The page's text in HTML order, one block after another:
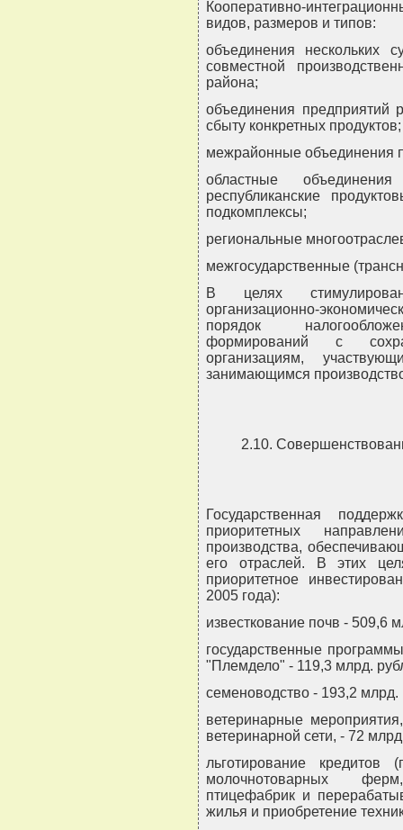
Кооперативно-
видов, размеров и типов:
объединения нескольких
совместной
района;
объединения предприятий
сбыту конкретных продуктов;
межрайонные объединения
областные объединения
республиканские
подкомплексы;
региональные
межгосударственные
В целях
организационно-
порядок
формирований с
организациям,
занимающимся
2.10.
Государственная
приоритетных
производства,
его отраслей. В этих
приоритетное
2005 года):
известкование почв - 509,6
государственные
"Племдело" - 119,3 млрд.
семеноводство - 193,2 млрд.
ветеринарные
ветеринарной сети, - 72
льготирование кредитов
молочнотоварных
птицефабрик и
жилья и приобретение